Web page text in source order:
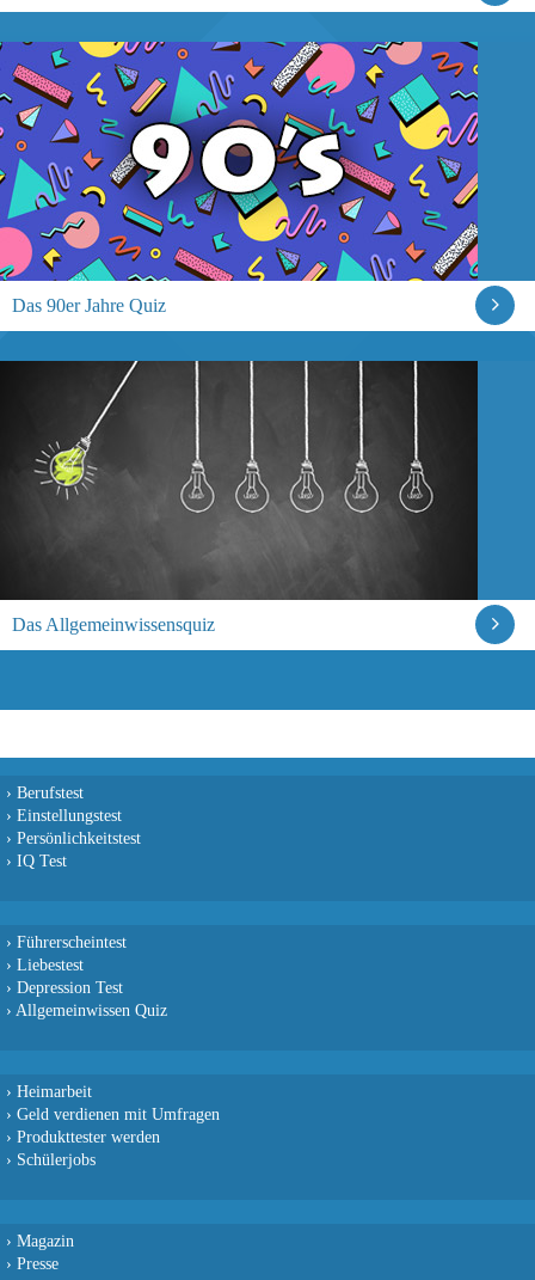
Das 90er Jahre Quiz
Das Allgemeinwissensquiz
› Berufstest
› Einstellungstest
› Persönlichkeitstest
› IQ Test
› Führerscheintest
› Liebestest
› Depression Test
› Allgemeinwissen Quiz
› Heimarbeit
› Geld verdienen mit Umfragen
› Produkttester werden
› Schülerjobs
› Magazin
› Presse